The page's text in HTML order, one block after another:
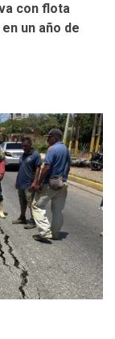
con flota
un año de